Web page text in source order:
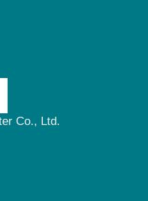
Co., Ltd.